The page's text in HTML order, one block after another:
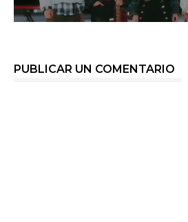
PUBLICAR UN COMENTARIO